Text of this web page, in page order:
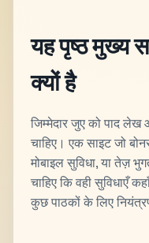
यह पृष्ठ मुख्य
क्यों है
जिम्मेदार जुए को पाद लेख
चाहिए। एक साइट जो
मोबाइल सुविधा, या तेज़
चाहिए कि वही सुविधाएँ
कुछ पाठकों के लिए